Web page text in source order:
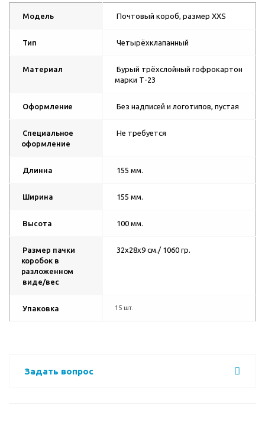
Модель Почтовый короб, размер XXS
Тип Четырёхклапанный
Материал
Бурый трёхслойный гофрокартон
марки Т-23
Оформление Без надписей и логотипов, пустая
Специальное
оформление
Не требуется
Длинна 155 мм.
Ширина 155 мм.
Высота 100 мм.
Размер пачки
коробок в
разложенном
виде/вес
32х28х9 см./ 1060 гр.
Упаковка 15 шт.
Задать вопрос